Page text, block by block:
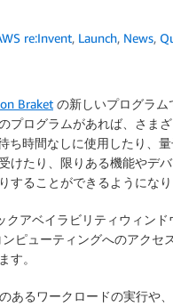
re:Invent, Launch, News,
Braket の新しいプログラ
ログラムがあれば、さま
ち時間なしに使用したり、
けたり、限りある機能やデ
ることができるようになり
アベイラビリティウィン
ピューティングへのアクセ
す。
あるワークロードの実行や